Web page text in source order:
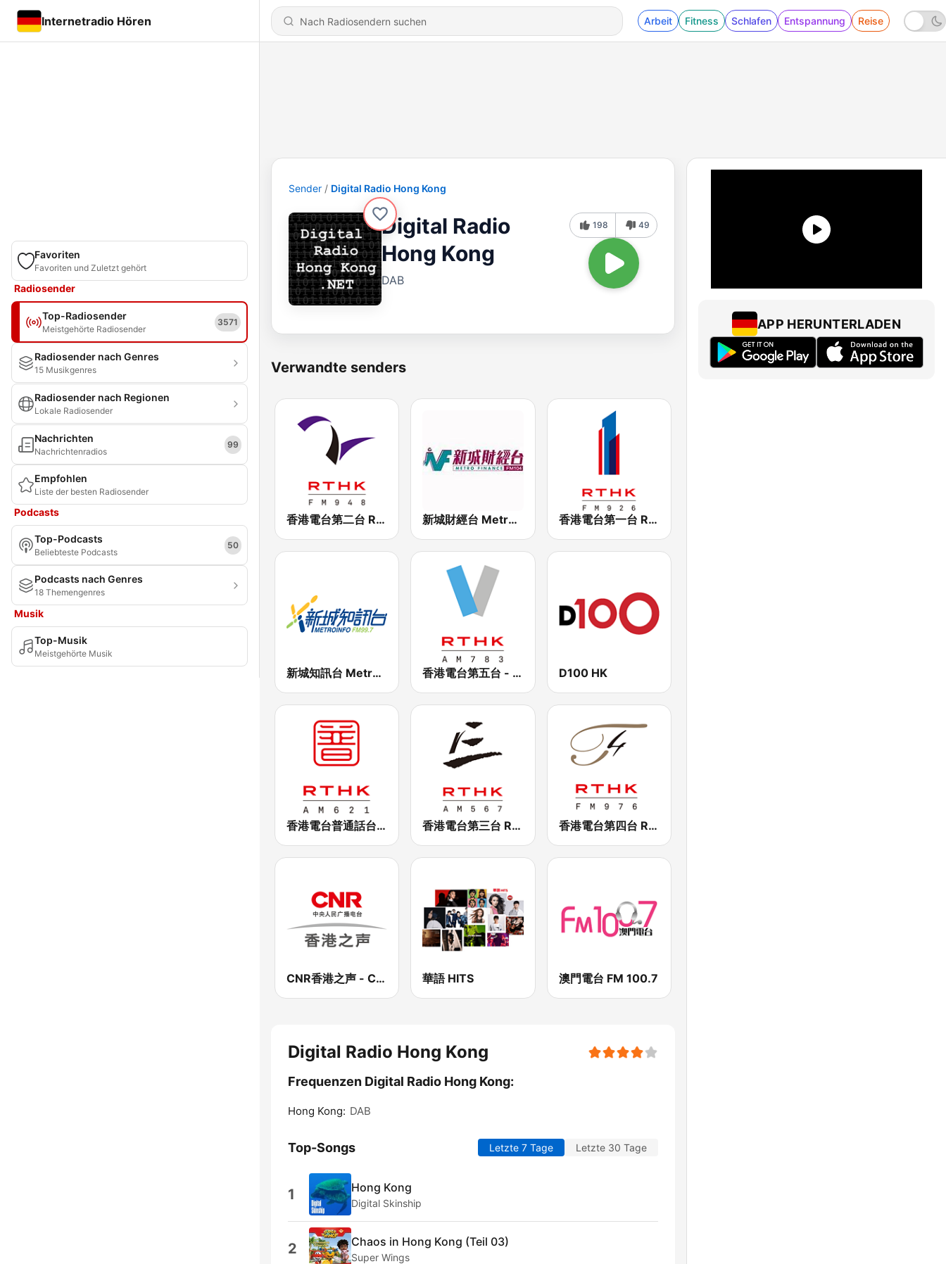
Internetradio Hören Arbeit Fitness Schlafen Entspannung Reise
Favoriten
Favoriten und Zuletzt gehört
Radiosender
Top-Radiosender
Meistgehörte Radiosender
3571
Radiosender nach Genres
15 Musikgenres
Radiosender nach Regionen
Lokale Radiosender
Nachrichten
Nachrichtenradios
99
Empfohlen
Liste der besten Radiosender
Podcasts
Top-Podcasts
Beliebteste Podcasts
50
Podcasts nach Genres
18 Themengenres
Musik
Top-Musik
Meistgehörte Musik
Sender Digital Radio Hong Kong
Digital Radio
Hong Kong
DAB
198 49
Verwandte senders
香港電台第二台 RTHK Radio 2 新城財經台 Metro Finance FM104 香港電台第一台 RTHK Radio 1
新城知訊台 MetroInfo FM99.7 香港電台第五台 - RTHK Radio 5 D100 HK
香港電台普通話台 RTHK Radio 香港電台第三台 RTHK Radio 3 香港電台第四台 RTHK Radio 4
CNR香港之声 - CNR Voice of Hong Kong 華語 HITS 澳門電台 FM 100.7
Digital Radio Hong Kong
Frequenzen Digital Radio Hong Kong:
Hong Kong: DAB
Top-Songs Letzte 7 Tage Letzte 30 Tage
1 Hong Kong
Digital Skinship
2 Chaos in Hong Kong (Teil 03)
Super Wings
APP HERUNTERLADEN